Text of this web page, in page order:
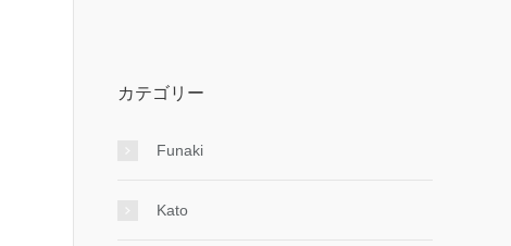
カテゴリー
Funaki
Kato